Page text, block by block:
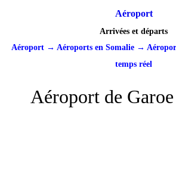
Aéroport
Arrivées et départs
Aéroport → Aéroports en Somalie →
temps réel
Aéroport de